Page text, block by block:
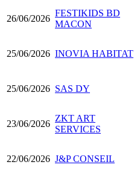
26/06/2026
FESTIKIDS BD
MACON
25/06/2026 INOVIA HABITAT
25/06/2026 SAS DY
23/06/2026
ZKT ART
SERVICES
22/06/2026 J&P CONSEIL